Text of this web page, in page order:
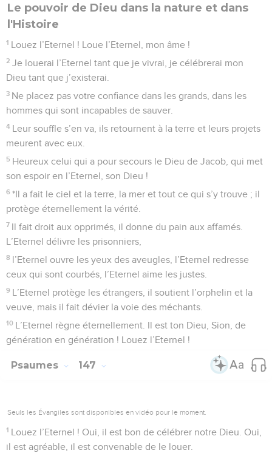
Le pouvoir de Dieu dans la nature et dans
l'Histoire
1 Louez l’Eternel ! Loue l’Eternel, mon âme !
2 Je louerai l’Eternel tant que je vivrai, je célébrerai mon
Dieu tant que j’existerai.
3 Ne placez pas votre confiance dans les grands, dans les
hommes qui sont incapables de sauver.
4 Leur souffle s’en va, ils retournent à la terre et leurs projets
meurent avec eux.
5 Heureux celui qui a pour secours le Dieu de Jacob, qui met
son espoir en l’Eternel, son Dieu !
6 *Il a fait le ciel et la terre, la mer et tout ce qui s’y trouve ; il
protège éternellement la vérité.
7 Il fait droit aux opprimés, il donne du pain aux affamés.
L’Eternel délivre les prisonniers,
8 l’Eternel ouvre les yeux des aveugles, l’Eternel redresse
ceux qui sont courbés, l’Eternel aime les justes.
9 L’Eternel protège les étrangers, il soutient l’orphelin et la
veuve, mais il fait dévier la voie des méchants.
10 L’Eternel règne éternellement. Il est ton Dieu, Sion, de
génération en génération ! Louez l’Eternel !
Psaumes 147
Seuls les Évangiles sont disponibles en vidéo pour le moment.
1 Louez l’Eternel ! Oui, il est bon de célébrer notre Dieu. Oui,
il est agréable, il est convenable de le louer.